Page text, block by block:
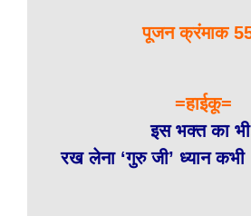
पूजन क्रंमाक
=हाईकू=
इस भक्त का
रख लेना ‘गुरु जी’ ध्यान कभी